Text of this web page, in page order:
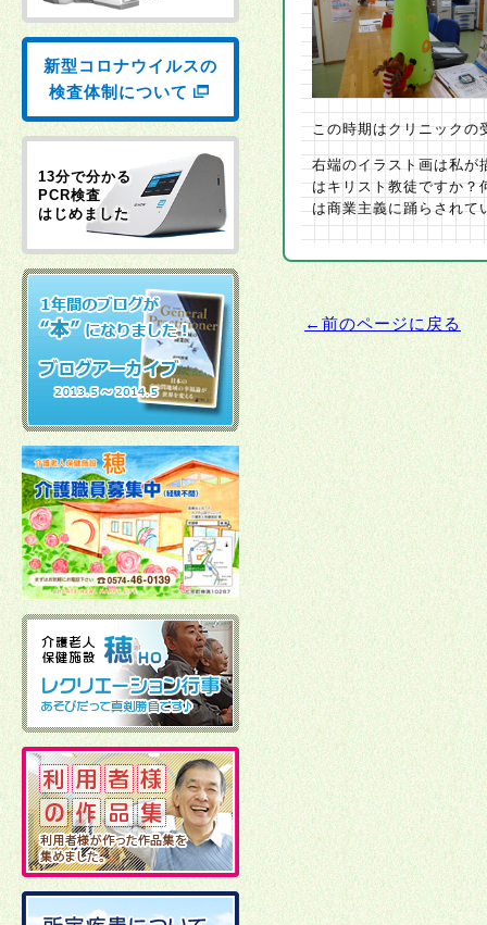
この時期はクリニックの
右端のイラスト画は私
はキリスト教徒ですか？
は商業主義に踊らされて
←前のページに戻る
新型コロナウイルスの
検査体制について
13分で分かる
PCR検査
はじめました